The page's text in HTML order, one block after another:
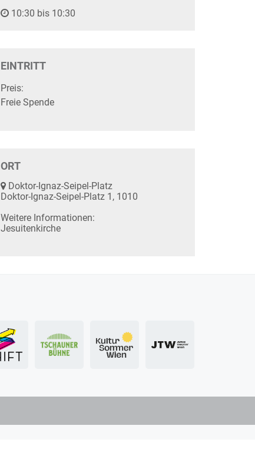
10:30 bis 10:30
EINTRITT
Preis:
Freie Spende
ORT
Doktor-Ignaz-Seipel-Platz
Doktor-Ignaz-Seipel-Platz 1, 1010
Weitere Informationen:
Jesuitenkirche